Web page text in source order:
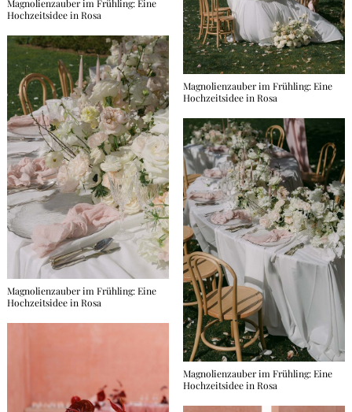
Magnolienzauber im Frühling: Eine
Hochzeitsidee in Rosa
Magnolienzauber im Frühling: Eine
Hochzeitsidee in Rosa
Magnolienzauber im Frühling: Eine
Hochzeitsidee in Rosa
Magnolienzauber im Frühling: Eine
Hochzeitsidee in Rosa